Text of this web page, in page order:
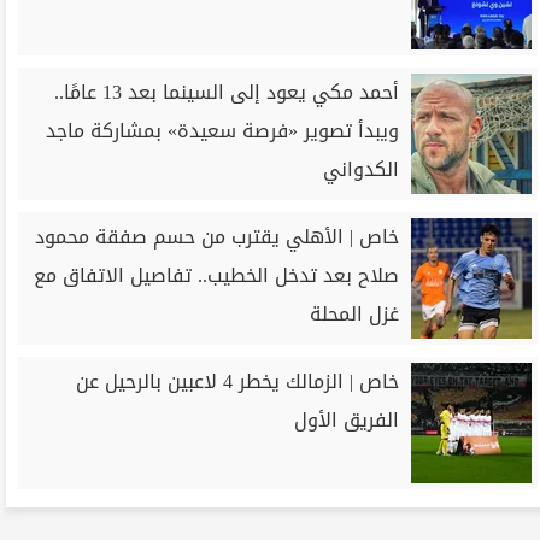
أحمد مكي يعود إلى السينما بعد 13 عامًا..
ويبدأ تصوير «فرصة سعيدة» بمشاركة ماجد
الكدواني
خاص | الأهلي يقترب من حسم صفقة محمود
صلاح بعد تدخل الخطيب.. تفاصيل الاتفاق مع
غزل المحلة
خاص | الزمالك يخطر 4 لاعبين بالرحيل عن
الفريق الأول